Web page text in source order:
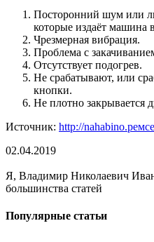
Посторонний шум или
которые издаёт машина
Чрезмерная вибрация.
Проблема с
Отсутствует подогрев.
Не срабатывают, или
кнопки.
Не плотно закрывается
Источник: http://
02.04.2019
Я, Владимир Николаевич
большинства статей
Популярные статьи